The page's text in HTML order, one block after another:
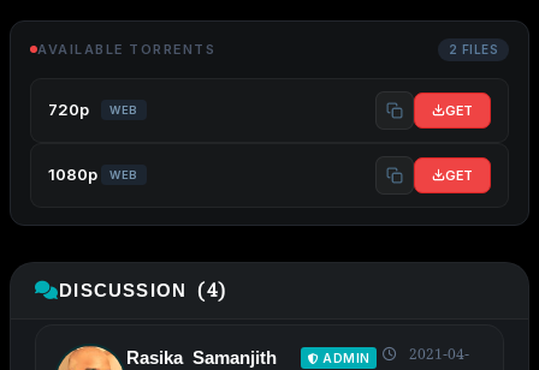
AVAILABLE TORRENTS 2 FILES
720p WEB GET
1080p WEB GET
DISCUSSION (4)
Rasika Samanjith ADMIN
2021-04-